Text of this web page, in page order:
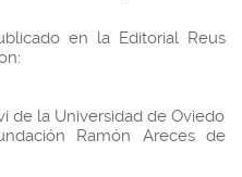
en la Editorial Reus
de la Universidad de Oviedo
Ramón Areces de